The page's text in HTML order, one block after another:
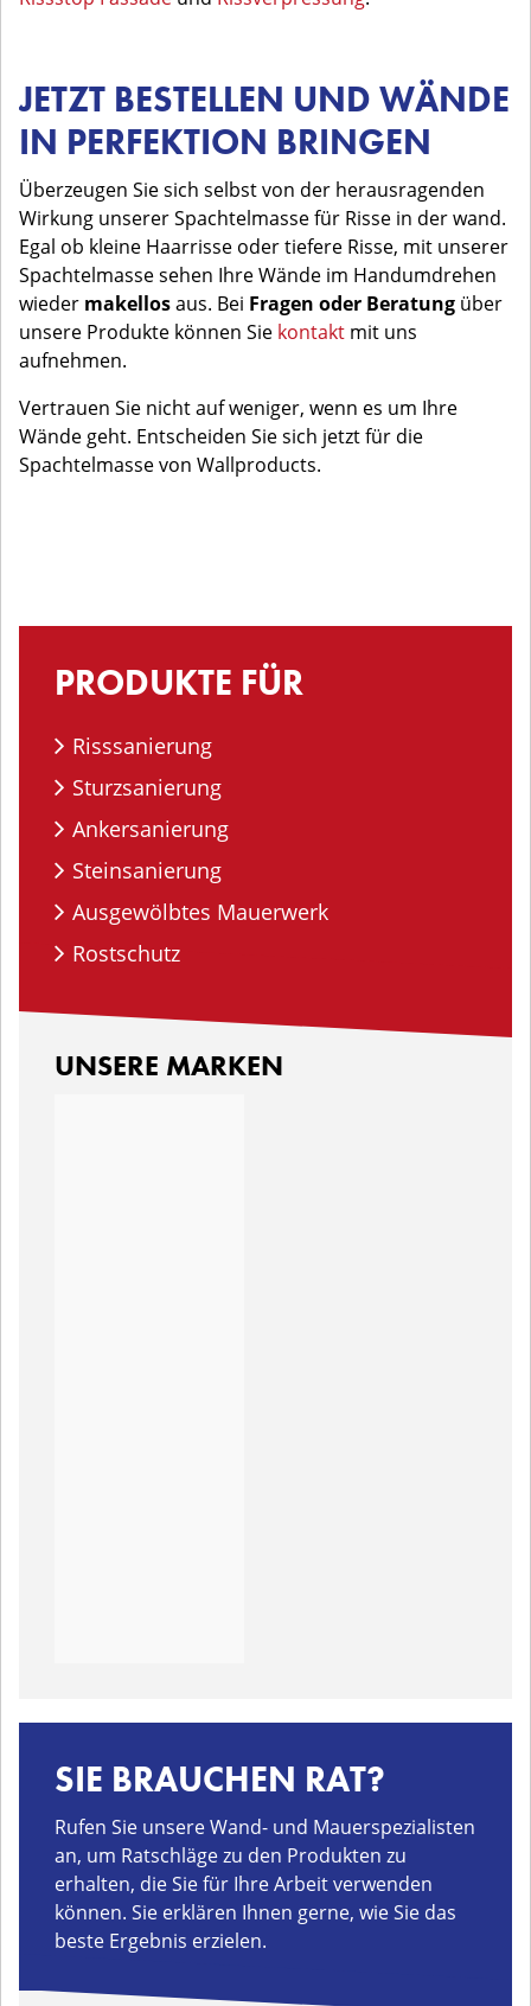
JETZT BESTELLEN UND WÄNDE
IN PERFEKTION BRINGEN
Überzeugen Sie sich selbst von der herausragenden
Wirkung unserer Spachtelmasse für Risse in der wand.
Egal ob kleine Haarrisse oder tiefere Risse, mit unserer
Spachtelmasse sehen Ihre Wände im Handumdrehen
wieder makellosaus. Bei Fragen oder Beratung über
unsere Produkte können Sie kontakt mit uns
aufnehmen.
Vertrauen Sie nicht auf weniger, wenn es um Ihre
Wände geht. Entscheiden Sie sich jetzt für die
Spachtelmasse von Wallproducts.
PRODUKTE FÜR
Risssanierung
Sturzsanierung
Ankersanierung
Steinsanierung
Ausgewölbtes Mauerwerk
Rostschutz
UNSERE MARKEN
SIE BRAUCHEN RAT?
Rufen Sie unsere Wand- und Mauerspezialisten
an, um Ratschläge zu den Produkten zu
erhalten, die Sie für Ihre Arbeit verwenden
können. Sie erklären Ihnen gerne, wie Sie das
beste Ergebnis erzielen.